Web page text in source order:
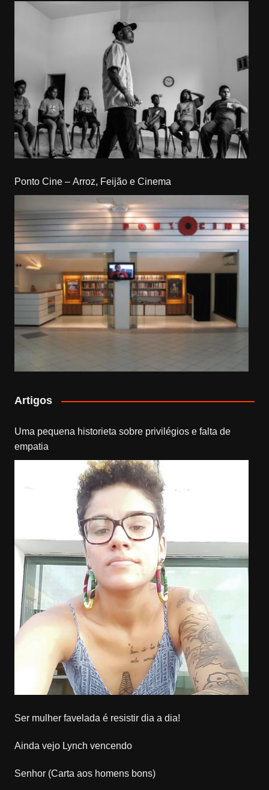
Ponto Cine – Arroz, Feijão e Cinema
Artigos
Uma pequena historieta sobre privilégios e falta de
empatia
Ser mulher favelada é resistir dia a dia!
Ainda vejo Lynch vencendo
Senhor (Carta aos homens bons)